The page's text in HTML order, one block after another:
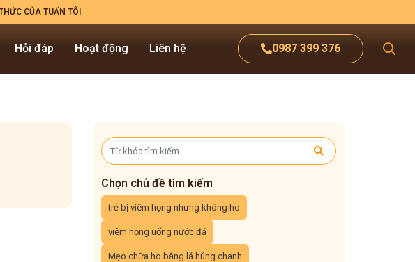
CỦA TUẤN TÔI
0987 399 376
Hỏi đáp Hoạt động Liên hệ
Chọn chủ đề tìm kiếm
trẻ bị viêm họng nhưng không ho
viêm họng uống nước đá
Mẹo chữa ho bằng lá húng chanh